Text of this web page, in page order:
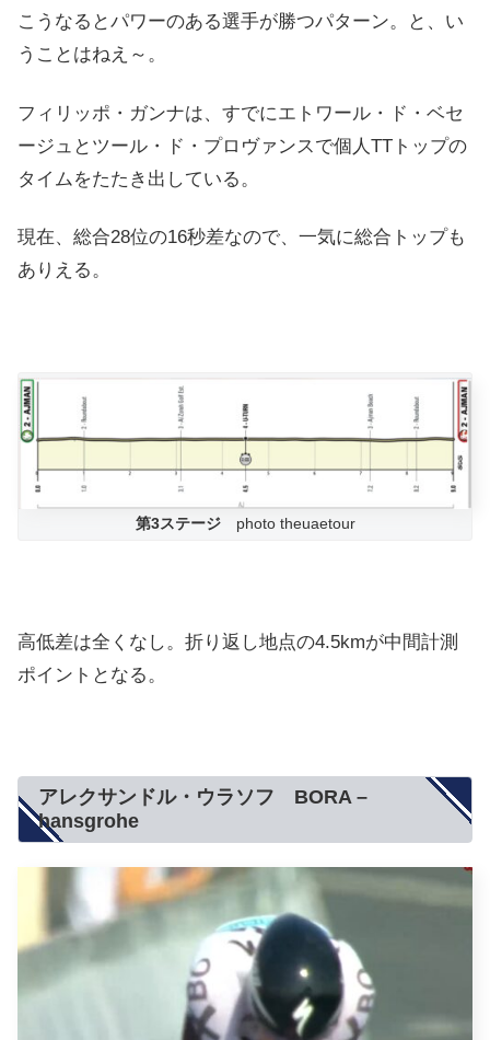
こうなるとパワーのある選手が勝つパターン。と、い
うことはねえ～。
フィリッポ・ガンナは、すでにエトワール・ド・ベセ
ージュとツール・ド・プロヴァンスで個人TTトップの
タイムをたたき出している。
現在、総合28位の16秒差なので、一気に総合トップも
ありえる。
第3ステージphoto theuaetour
高低差は全くなし。折り返し地点の4.5kmが中間計測
ポイントとなる。
アレクサンドル・ウラソフ BORA –
hansgrohe